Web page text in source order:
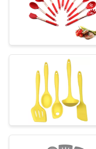
ΠΟΙΟΤΙΚΌΣ
ΕΛΆΤΕ
ΕΠΑΦΉ
ΜΕ